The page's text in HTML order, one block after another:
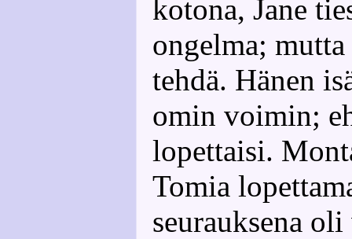
kotona, Jane
ongelma;
tehdä. Hänen
omin voimin;
lopettaisi.
Tomia
seurauksena